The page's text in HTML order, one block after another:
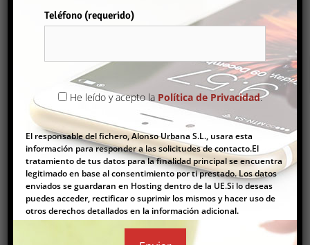
Adosados,Casa Pareada
Comprar
CASA ADOSADA EN COSTA NORTE
Por favor, deja este campo vacío.
Teléfono (requerido)
He leído y acepto la Política de Privacidad.
El responsable del fichero, Alonso Urbana S.L., usara esta
información para responder a las solicitudes de contacto.El
tratamiento de tus datos para la finalidad principal se encuentra
legitimado en base al consentimiento por ti prestado. Los datos
enviados se guardaran en Hosting dentro de la UE.Si lo deseas
puedes acceder, rectificar o suprimir los mismos y hacer uso de
otros derechos detallados en la información adicional.